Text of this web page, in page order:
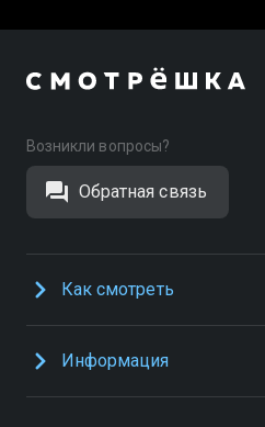
Возникли вопросы?
Обратная связь
Как смотреть
Информация